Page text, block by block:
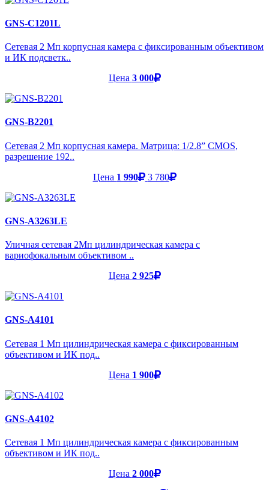
GNS-C1201L
Сетевая 2 Мп корпусная камера с фиксированным объективом
и ИК подсветк..
Цена 3 000
GNS-B2201
Сетевая 2 Мп корпусная камера. Матрица: 1/2.8” CMOS,
разрешение 192..
Цена 1 990 3 780
GNS-A3263LE
Уличная сетевая 2Мп цилиндрическая камера с
вариофокальным объективом ..
Цена 2 925
GNS-A4101
Cетевая 1 Мп цилиндрическая камера с фиксированным
объективом и ИК под..
Цена 1 900
GNS-A4102
Cетевая 1 Мп цилиндрическая камера с фиксированным
объективом и ИК под..
Цена 2 000